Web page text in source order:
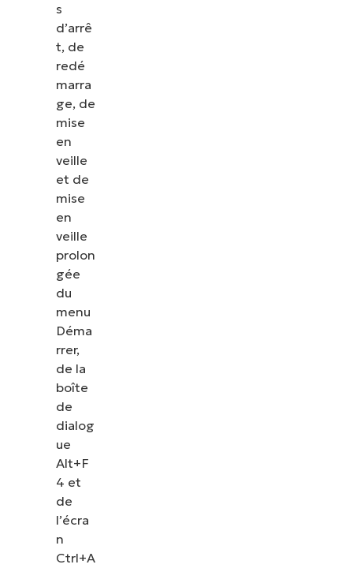
s
d’arrê
t, de
redé
marra
ge, de
mise
en
veille
et de
mise
en
veille
prolon
gée
du
menu
Déma
rrer,
de la
boîte
de
dialog
ue
Alt+F
4 et
de
l’écra
n
Ctrl+A